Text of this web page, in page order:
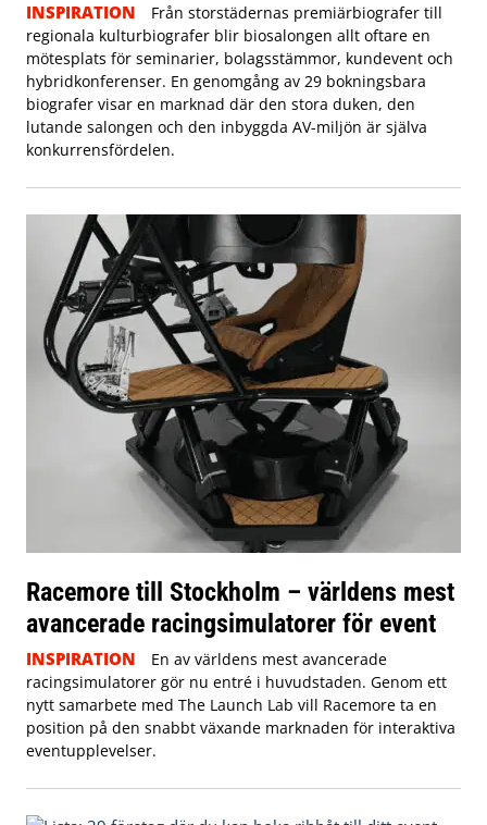
INSPIRATION
Från storstädernas premiärbiografer till
regionala kulturbiografer blir biosalongen allt oftare en
mötesplats för seminarier, bolagsstämmor, kundevent och
hybridkonferenser. En genomgång av 29 bokningsbara
biografer visar en marknad där den stora duken, den
lutande salongen och den inbyggda AV-miljön är själva
konkurrensfördelen.
Racemore till Stockholm – världens mest
avancerade racingsimulatorer för event
INSPIRATION
En av världens mest avancerade
racingsimulatorer gör nu entré i huvudstaden. Genom ett
nytt samarbete med The Launch Lab vill Racemore ta en
position på den snabbt växande marknaden för interaktiva
eventupplevelser.